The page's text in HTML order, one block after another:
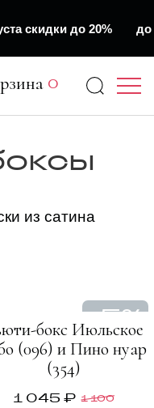
скидки до 20% до
0
из сатина
-5%
бокс Июльское
(096) и Пино нуар
(354)
1 045 ₽ 1 100